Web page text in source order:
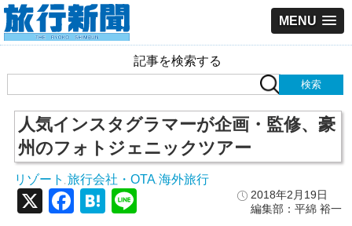
MENU
記事を検索する
人気インスタグラマーが企画・監修、豪
州のフォトジェニックツアー
リゾート 旅行会社・OTA, 海外旅行
2018年2月19日
編集部：平綿 裕一
X Facebook
Hatena